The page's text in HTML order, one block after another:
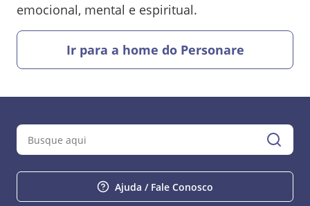
emocional, mental e espiritual.
Ir para a home do Personare
Ajuda / Fale Conosco